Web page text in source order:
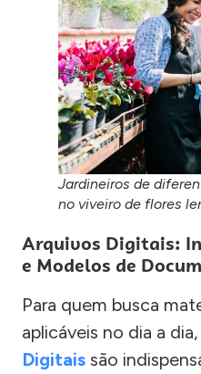
Jardineiros de
no viveiro de flores
Arquivos Digitais:
e Modelos de
Para quem busca
aplicáveis no dia a
Digitais são